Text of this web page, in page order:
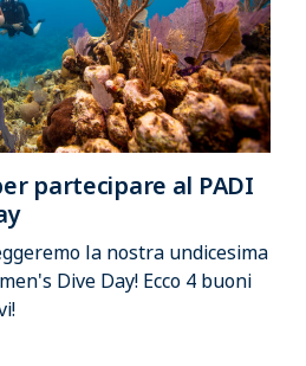
partecipare al PADI
la nostra undicesima
Dive Day! Ecco 4 buoni